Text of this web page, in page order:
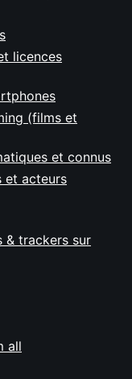
licences
(films et
et connus
et acteurs
& trackers sur
all